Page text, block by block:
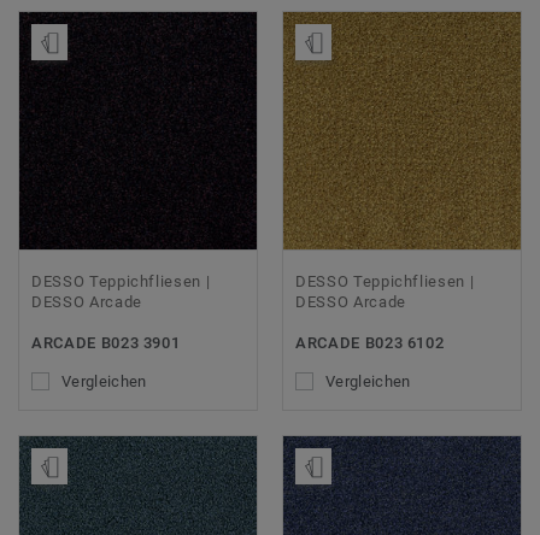
Muster bestellen
DESSO Teppichfliesen |
DESSO Arcade
ARCADE B023 3901
Vergleichen
Muster bestellen
DESSO Teppichfliesen |
DESSO Arcade
ARCADE B023 6102
Vergleichen
Muster bestellen Muster bestellen